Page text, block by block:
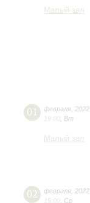
Малый зал
01 февраля 2022
19:00 Вт
Малый зал
02 февраля 2022
19:00 Ср